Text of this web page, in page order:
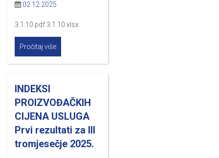
02.12.2025
3.1.10.pdf 3.1.10.xlsx
Pročitaj više
INDEKSI
PROIZVOĐAČKIH
CIJENA USLUGA
Prvi rezultati za III
tromjesečje 2025.